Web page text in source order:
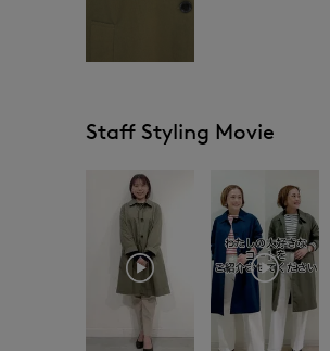
Staff Styling Movie